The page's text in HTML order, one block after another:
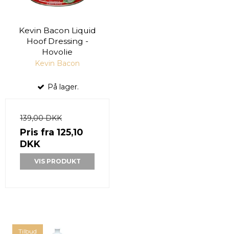
Kevin Bacon Liquid
Hoof Dressing -
Hovolie
Kevin Bacon
På lager.
139,00 DKK
Pris fra 125,10
DKK
VIS PRODUKT
Tilbud